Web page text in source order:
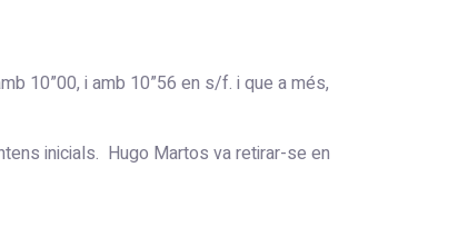
10”00, i amb 10”56 en s/f. i que a més,
inicials. Hugo Martos va retirar-se en